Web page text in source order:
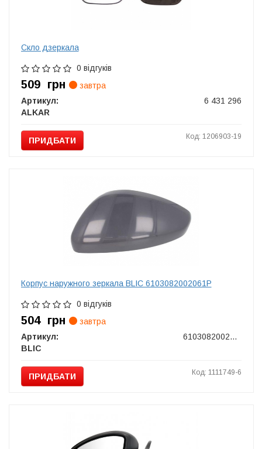
Скло дзеркала
0 відгуків
509 грн
завтра
Артикул:
6 431 296
ALKAR
ПРИДБАТИ Код: 1206903-19
Корпус наружного зеркала BLIC 6103082002061P
0 відгуків
504 грн
завтра
Артикул:
6103082002061P
BLIC
ПРИДБАТИ Код: 1111749-6